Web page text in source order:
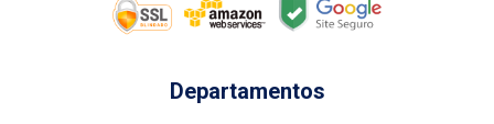
Departamentos